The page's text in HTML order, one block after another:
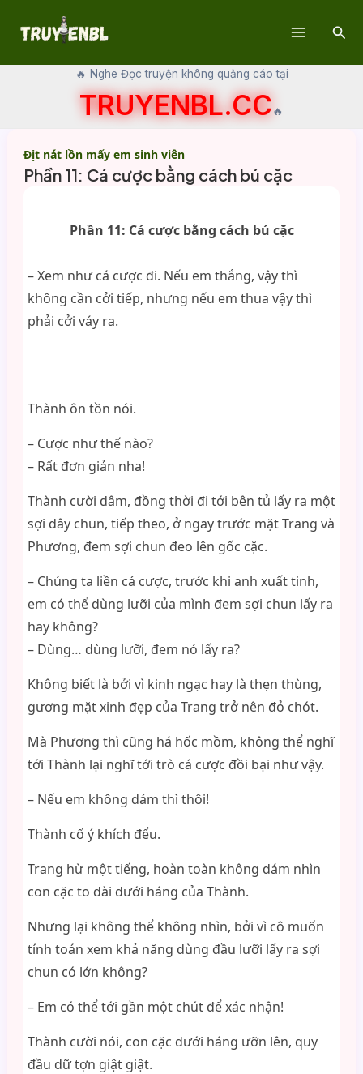
🔥 Nghe Đọc truyện không quảng cáo tại
TRUYENBL.CC🔥
Địt nát lồn mấy em sinh viên
Phần 11: Cá cược bằng cách bú cặc
Phần 11: Cá cược bằng cách bú cặc
– Xem như cá cược đi. Nếu em thắng, vậy thì
không cần cởi tiếp, nhưng nếu em thua vậy thì
phải cởi váy ra.
Thành ôn tồn nói.
– Cược như thế nào?
– Rất đơn giản nha!
Thành cười dâm, đồng thời đi tới bên tủ lấy ra một
sợi dây chun, tiếp theo, ở ngay trước mặt Trang và
Phương, đem sợi chun đeo lên gốc cặc.
– Chúng ta liền cá cược, trước khi anh xuất tinh,
em có thể dùng lưỡi của mình đem sợi chun lấy ra
hay không?
– Dùng… dùng lưỡi, đem nó lấy ra?
Không biết là bởi vì kinh ngạc hay là thẹn thùng,
gương mặt xinh đẹp của Trang trở nên đỏ chót.
Mà Phương thì cũng há hốc mồm, không thể nghĩ
tới Thành lại nghĩ tới trò cá cược đồi bại như vậy.
– Nếu em không dám thì thôi!
Thành cố ý khích đểu.
Trang hừ một tiếng, hoàn toàn không dám nhìn
con cặc to dài dưới háng của Thành.
Nhưng lại không thể không nhìn, bởi vì cô muốn
tính toán xem khả năng dùng đầu lưỡi lấy ra sợi
chun có lớn không?
– Em có thể tới gần một chút để xác nhận!
Thành cười nói, con cặc dưới háng ưỡn lên, quy
đầu dữ tợn giật giật.